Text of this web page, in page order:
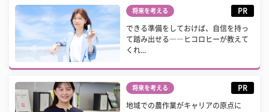
将来を考える PR
できる準備をしておけば、自信を持っ
て踏み出せる――ヒコロヒーが教えて
くれ...
将来を考える PR
地域での農作業がキャリアの原点に